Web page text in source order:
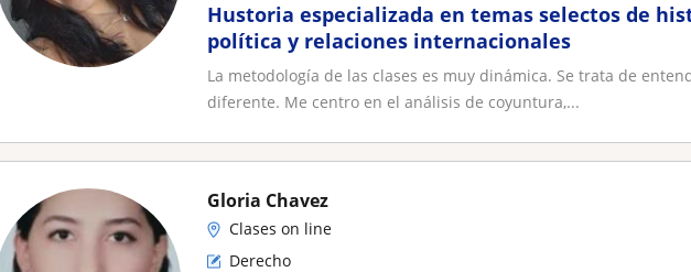
Hustoria especializada en temas selectos de
política y relaciones internacionales
La metodología de las clases es muy dinámica. Se trata de
diferente. Me centro en el análisis de coyuntura,...
Gloria Chavez
Clases on line
Derecho